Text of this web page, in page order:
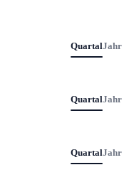
QuartalJahr
QuartalJahr
QuartalJahr